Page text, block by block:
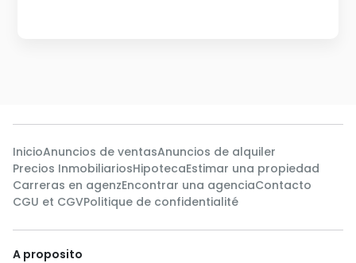
InicioAnuncios de ventasAnuncios de alquiler
Precios InmobiliariosHipotecaEstimar una propiedad
Carreras en agenzEncontrar una agenciaContacto
CGU et CGVPolitique de confidentialité
A proposito